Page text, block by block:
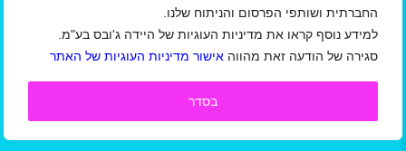
החברתית ושותפי הפרסום והניתוח שלנו.
למידע נוסף קראו את מדיניות העוגיות של היידה ג'ובס בע"מ.
סגירה של הודעה זאת מהווה אישור מדיניות העוגיות של האתר
בסדר
אני מאשר/ת כי קראתי ואני מסכים/ה
ל תקנון תנאי שימוש באתר/ מדיניות הפרטיות
ותנאי שימוש באתר למעסיקיםשל חברת היידה
ג'ובס בע"מ, וכי המידע שמסרתי ישמש ליצירת